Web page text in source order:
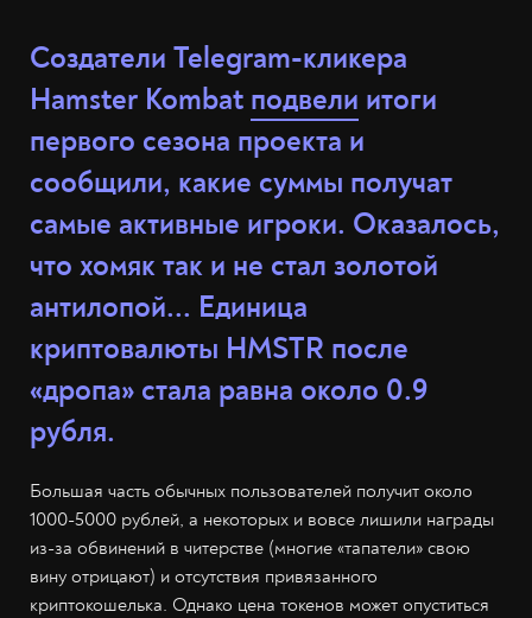
Создатели Telegram-кликера
Hamster Kombat подвели итоги
первого сезона проекта и
сообщили, какие суммы получат
самые активные игроки. Оказалось,
что хомяк так и не стал золотой
антилопой... Единица
криптовалюты HMSTR после
«дропа» стала равна около 0.9
рубля.
Большая часть обычных пользователей получит около
1000-5000 рублей, а некоторых и вовсе лишили награды
из-за обвинений в читерстве (многие «тапатели» свою
вину отрицают) и отсутствия привязанного
криптокошелька. Однако цена токенов может опуститься